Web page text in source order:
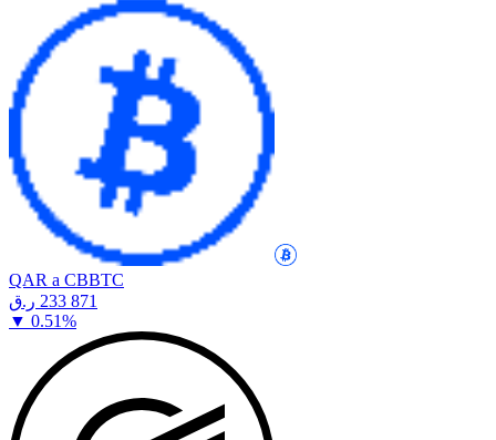
QAR a CBBTC
⁦ر.ق⁩ 233 871
▼ 0.51%